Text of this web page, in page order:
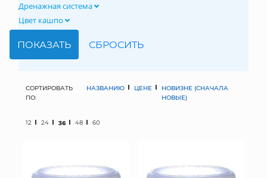
МЯГКИЕ ИГРУШКИ
СУНДУКИ
Дренажная система
Цвет кашпо
СОРТИРОВАТЬ
ПО:
НАЗВАНИЮ ЦЕНЕ
НОВИЗНЕ (СНАЧАЛА
НОВЫЕ)
12 24 36 48 60